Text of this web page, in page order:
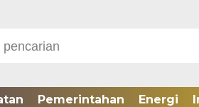
Pemerintahan Energi